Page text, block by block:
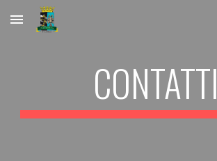
Skip to main content
CONTATTI